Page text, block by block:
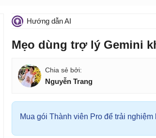
Hướng dẫn AI
Mẹo dùng trợ lý Gemini
Nguyễn Trang
Mua gói Thành viên Pro để trải